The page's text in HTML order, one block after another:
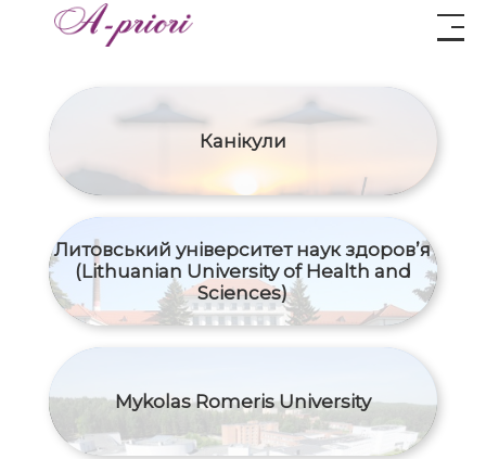
Канікули
Литовський університет наук здоров’я
(Lithuanian University of Health and
Sciences)
Mykolas Romeris University